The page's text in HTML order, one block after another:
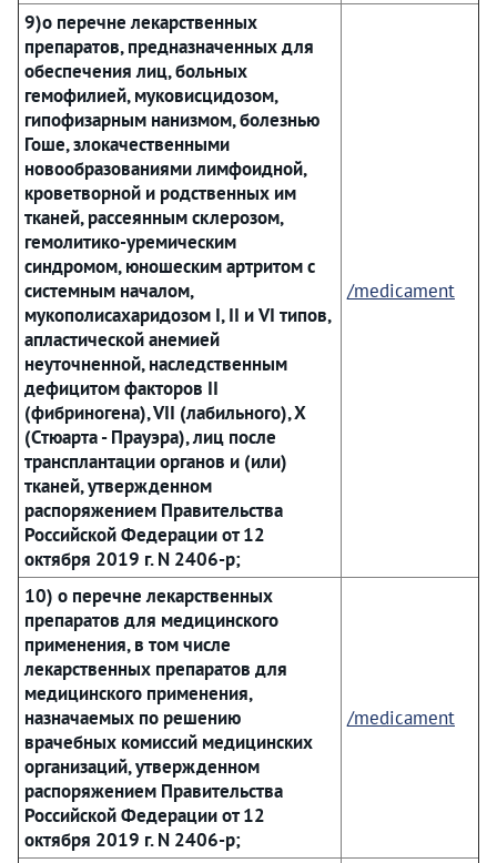
9)о перечне лекарственных
препаратов, предназначенных для
обеспечения лиц, больных
гемофилией, муковисцидозом,
гипофизарным нанизмом, болезнью
Гоше, злокачественными
новообразованиями лимфоидной,
кроветворной и родственных им
тканей, рассеянным склерозом,
гемолитико-уремическим
синдромом, юношеским артритом с
системным началом,
мукополисахаридозом I, II и VI типов,
апластической анемией
неуточненной, наследственным
дефицитом факторов II
(фибриногена), VII (лабильного), X
(Стюарта - Прауэра), лиц после
трансплантации органов и (или)
тканей, утвержденном
распоряжением Правительства
Российской Федерации от 12
октября 2019 г. N 2406-р;
/medicament
10) о перечне лекарственных
препаратов для медицинского
применения, в том числе
лекарственных препаратов для
медицинского применения,
назначаемых по решению
врачебных комиссий медицинских
организаций, утвержденном
распоряжением Правительства
Российской Федерации от 12
октября 2019 г. N 2406-р;
/medicament